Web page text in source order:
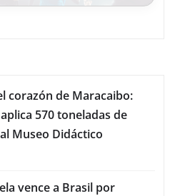
corazón de Maracaibo:
570 toneladas de
Museo Didáctico
vence a Brasil por